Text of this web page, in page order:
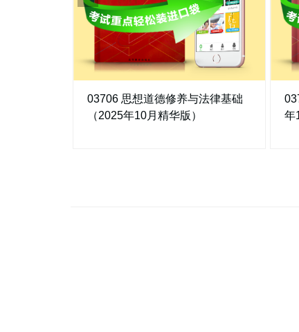
03706 思想道德修养与法律基础
（2025年10月精华版）
年